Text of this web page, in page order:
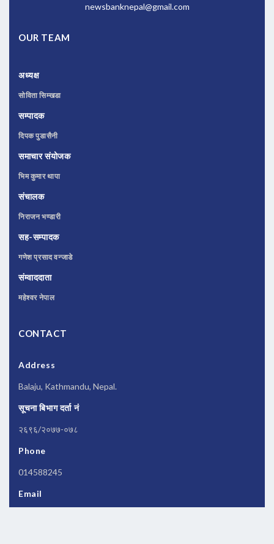
newsbanknepal@gmail.com
OUR TEAM
अध्यक्ष
सोविता सिम्खडा
सम्पादक
दिपक पुडासैनी
समाचार संयोजक
भिम कुमार थापा
संचालक
निराजन भण्डारी
सह-सम्पादक
गणेश प्रसाद वन्जाडे
संम्वाददाता
महेश्वर नेपाल
CONTACT
Address
Balaju, Kathmandu, Nepal.
सूचना बिभाग दर्ता नं
२६९६/२०७७-०७८
Phone
014588245
Email